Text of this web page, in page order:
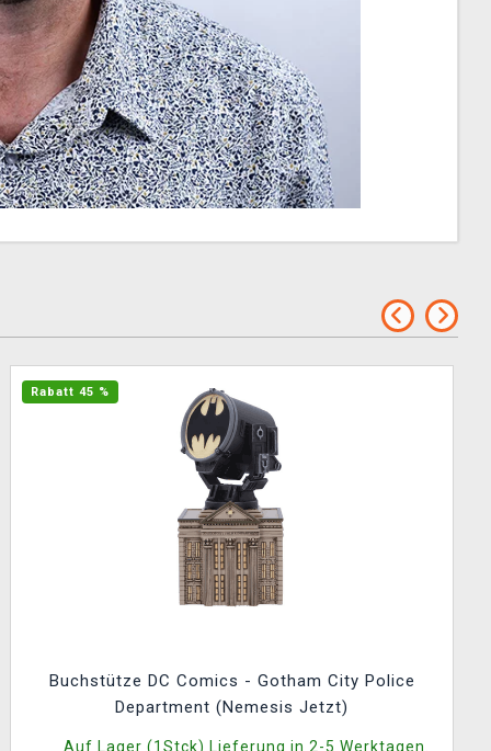
Rabatt 45 %
Buchstütze DC Comics - Gotham City Police
Department (Nemesis Jetzt)
Auf Lager (1Stck) Lieferung in 2-5 Werktagen.